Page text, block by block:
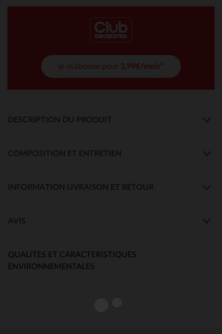
je m'abonne pour 3,99€/mois*
DESCRIPTION DU PRODUIT
COMPOSITION ET ENTRETIEN
INFORMATION LIVRAISON ET RETOUR
AVIS
QUALITES ET CARACTERISTIQUES
ENVIRONNEMENTALES